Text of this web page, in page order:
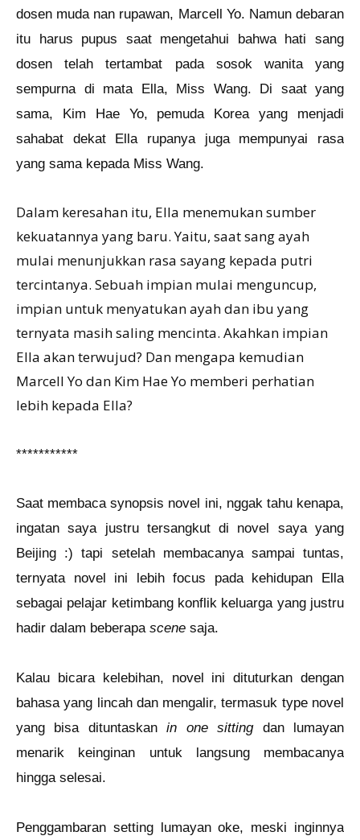
dosen muda nan rupawan, Marcell Yo. Namun debaran
itu harus pupus saat mengetahui bahwa hati sang
dosen telah tertambat pada sosok wanita yang
sempurna di mata Ella, Miss Wang. Di saat yang
sama, Kim Hae Yo, pemuda Korea yang menjadi
sahabat dekat Ella rupanya juga mempunyai rasa
yang sama kepada Miss Wang.
Dalam keresahan itu, Ella menemukan sumber
kekuatannya yang baru. Yaitu, saat sang ayah
mulai menunjukkan rasa sayang kepada putri
tercintanya. Sebuah impian mulai menguncup,
impian untuk menyatukan ayah dan ibu yang
ternyata masih saling mencinta. Akahkan impian
Ella akan terwujud? Dan mengapa kemudian
Marcell Yo dan Kim Hae Yo memberi perhatian
lebih kepada Ella?
***********
Saat membaca synopsis novel ini, nggak tahu kenapa,
ingatan saya justru tersangkut di novel saya yang
Beijing :) tapi setelah membacanya sampai tuntas,
ternyata novel ini lebih focus pada kehidupan Ella
sebagai pelajar ketimbang konflik keluarga yang justru
hadir dalam beberapa scene saja.
Kalau bicara kelebihan, novel ini dituturkan dengan
bahasa yang lincah dan mengalir, termasuk type novel
yang bisa dituntaskanin one sittingdan lumayan
menarik keinginan untuk langsung membacanya
hingga selesai.
Penggambaran setting lumayan oke, meski inginnya